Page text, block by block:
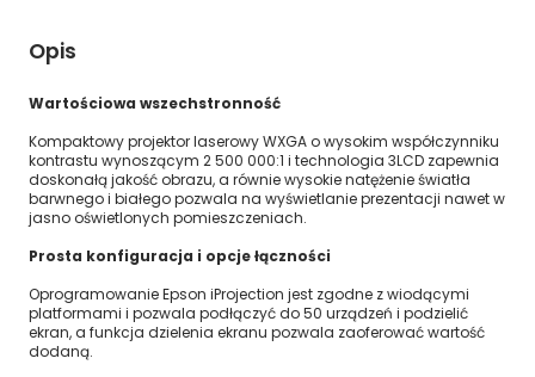
Opis
Wartościowa wszechstronność
Kompaktowy projektor laserowy WXGA o wysokim współczynniku
kontrastu wynoszącym 2 500 000:1 i technologia 3LCD zapewnia
doskonałą jakość obrazu, a równie wysokie natężenie światła
barwnego i białego pozwala na wyświetlanie prezentacji nawet w
jasno oświetlonych pomieszczeniach.
Prosta konfiguracja i opcje łączności
Oprogramowanie Epson iProjection jest zgodne z wiodącymi
platformami i pozwala podłączyć do 50 urządzeń i podzielić
ekran, a funkcja dzielenia ekranu pozwala zaoferować wartość
dodaną.